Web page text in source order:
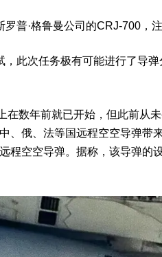
罗普·格鲁曼公司的CRJ-700，注
，此次任务极有可能进行了导
在数年前就已开始，但此前从
、俄、法等国远程空空导弹带
程空空导弹。据称，该导弹的